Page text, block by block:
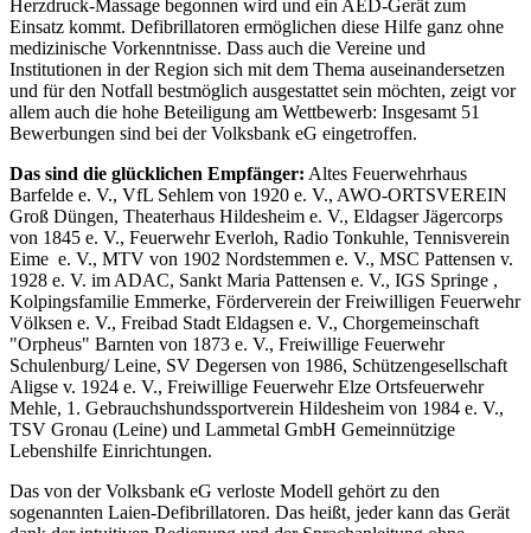
Herzdruck-Massage begonnen wird und ein AED-Gerät zum
Einsatz kommt. Defibrillatoren ermöglichen diese Hilfe ganz ohne
medizinische Vorkenntnisse. Dass auch die Vereine und
Institutionen in der Region sich mit dem Thema auseinandersetzen
und für den Notfall bestmöglich ausgestattet sein möchten, zeigt vor
allem auch die hohe Beteiligung am Wettbewerb: Insgesamt 51
Bewerbungen sind bei der Volksbank eG eingetroffen.
Das sind die glücklichen Empfänger: Altes Feuerwehrhaus
Barfelde e. V., VfL Sehlem von 1920 e. V., AWO-ORTSVEREIN
Groß Düngen, Theaterhaus Hildesheim e. V., Eldagser Jägercorps
von 1845 e. V., Feuerwehr Everloh, Radio Tonkuhle, Tennisverein
Eime e. V., MTV von 1902 Nordstemmen e. V., MSC Pattensen v.
1928 e. V. im ADAC, Sankt Maria Pattensen e. V., IGS Springe ,
Kolpingsfamilie Emmerke, Förderverein der Freiwilligen Feuerwehr
Völksen e. V., Freibad Stadt Eldagsen e. V., Chorgemeinschaft
"Orpheus" Barnten von 1873 e. V., Freiwillige Feuerwehr
Schulenburg/ Leine, SV Degersen von 1986, Schützengesellschaft
Aligse v. 1924 e. V., Freiwillige Feuerwehr Elze Ortsfeuerwehr
Mehle, 1. Gebrauchshundssportverein Hildesheim von 1984 e. V.,
TSV Gronau (Leine) und Lammetal GmbH Gemeinnützige
Lebenshilfe Einrichtungen.
Das von der Volksbank eG verloste Modell gehört zu den
sogenannten Laien-Defibrillatoren. Das heißt, jeder kann das Gerät